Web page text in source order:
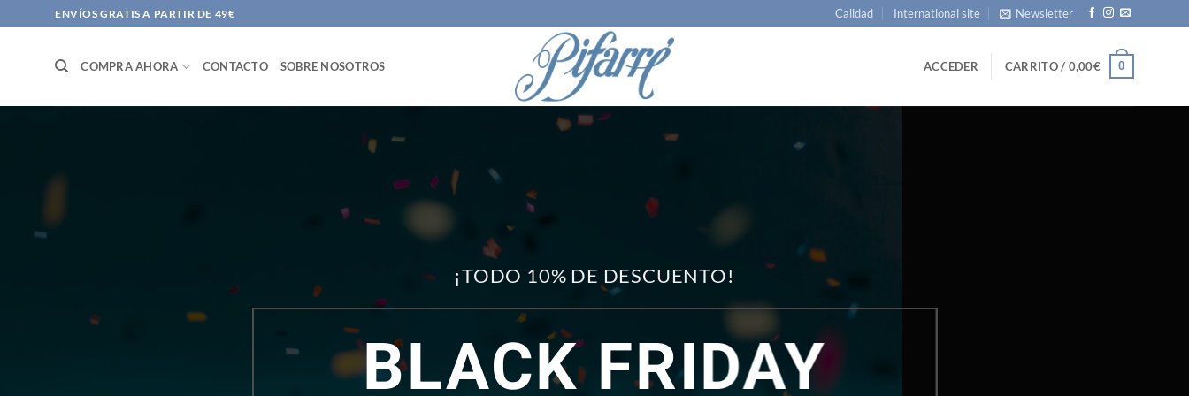
al
ENVÍOS GRATIS A PARTIR DE 49€ Calidad International site Newsletter
COMPRA AHORA CONTACTO SOBRE NOSOTROS ACCEDER CARRITO / 0,00€ 0
BLACK FRIDAY
¡TODO 10% DE DESCUENTO!